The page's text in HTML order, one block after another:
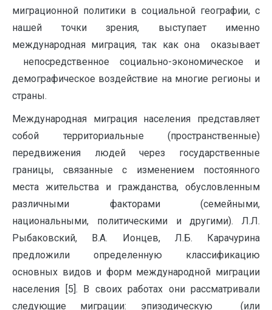
миграционной политики в социальной географии, с
нашей точки зрения, выступает именно
международная миграция, так как она оказывает
непосредственное социально-экономическое и
демографическое воздействие на многие регионы и
страны.
Международная миграция населения представляет
собой территориальные (пространственные)
передвижения людей через государственные
границы, связанные с изменением постоянного
места жительства и гражданства, обусловленным
различными факторами (семейными,
национальными, политическими и другими). Л.Л.
Рыбаковский, В.А. Ионцев, Л.Б. Карачурина
предложили определенную классификацию
основных видов и форм международной миграции
населения [5]. В своих работах они рассматривали
следующие миграции: эпизодическую (или